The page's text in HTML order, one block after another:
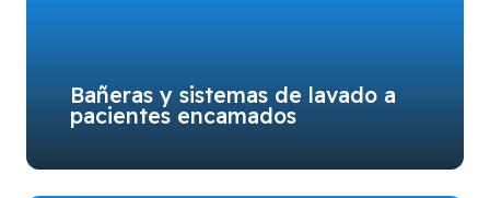
Bañeras y sistemas de lavado a
pacientes encamados